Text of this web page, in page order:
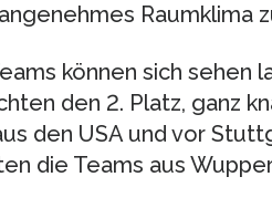
Raumklima
können sich sehen
den 2. Platz, ganz
den USA und vor
die Teams aus